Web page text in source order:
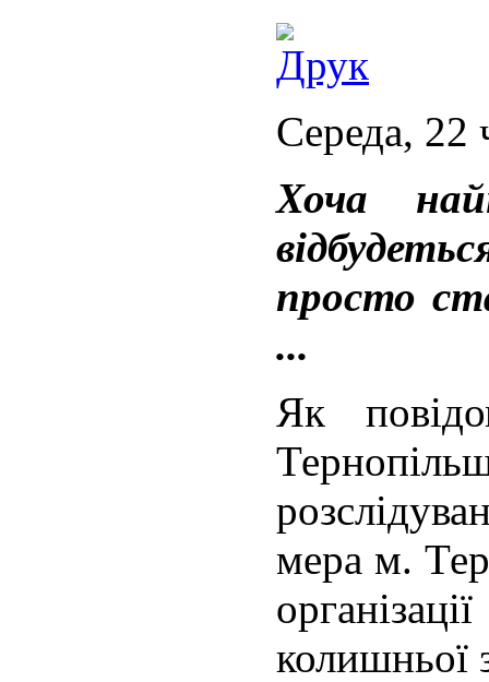
Середа, 22
Хоча
просто
...
Як
мера м.
колишньої